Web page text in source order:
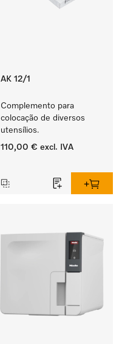
AK 12/1
Complemento para
colocação de diversos
utensílios.
110,00 € excl. IVA